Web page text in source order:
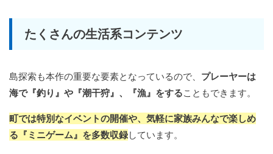
たくさんの生活系コンテンツ
島探索も本作の重要な要素となっているので、 プレーヤーは
海で『釣り』や『潮干狩』、『漁』をすることもできます。
町では特別なイベントの開催や、気軽に家族みんなで楽しめ
る『ミニゲーム』を多数収録しています。